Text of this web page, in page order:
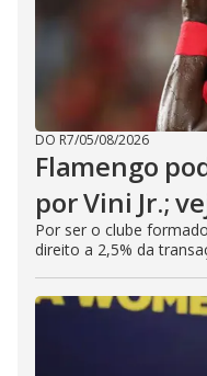
DO R7/05/08/2026
Flamengo
por Vini Jr.;
Por ser o clube
direito a 2,5% da